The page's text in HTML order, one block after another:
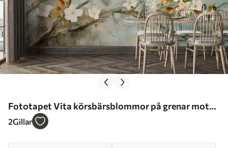
Fototapet Vita körsbärsblommor på grenar mot
en mjuk blå och grön bakgrund i oljemålningsstil Nr.
2Gillar